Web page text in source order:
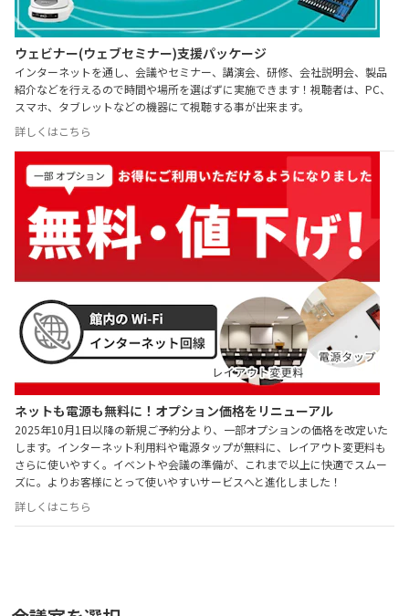
ウェビナー(ウェブセミナー)支援パッケージ
インターネットを通し、会議やセミナー、講演会、研修、会社説明会、製品
紹介などを行えるので時間や場所を選ばずに実施できます！視聴者は、PC、
スマホ、タブレットなどの機器にて視聴する事が出来ます。
詳しくはこちら
ネットも電源も無料に！オプション価格をリニューアル
2025年10月1日以降の新規ご予約分より、一部オプションの価格を改定いた
します。インターネット利用料や電源タップが無料に、レイアウト変更料も
さらに使いやすく。イベントや会議の準備が、これまで以上に快適でスムー
ズに。よりお客様にとって使いやすいサービスへと進化しました！
詳しくはこちら